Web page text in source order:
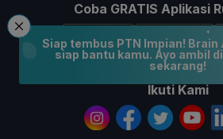
Siap tembus PTN Impian! Brain
siap bantu kamu. Ayo ambil
sekarang!
Coba GRATIS Aplikasi
Ikuti Kami